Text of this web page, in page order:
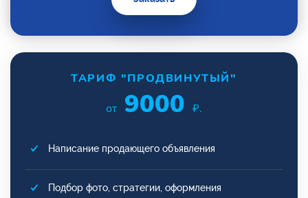
ТАРИФ "ПРОДВИНУТЫЙ"
от 9000 ₽.
Написание продающего объявления
Подбор фото, стратегии, оформления